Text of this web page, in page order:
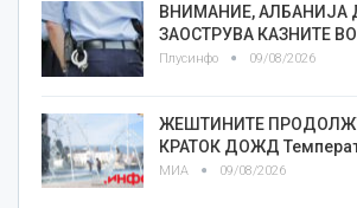
ВНИМАНИЕ, АЛБАНИЈА
ЗАОСТРУВА КАЗНИТЕ
Плусинфо 09/08/2026
ЖЕШТИНИТЕ
КРАТОК ДОЖД
МИА 09/08/2026